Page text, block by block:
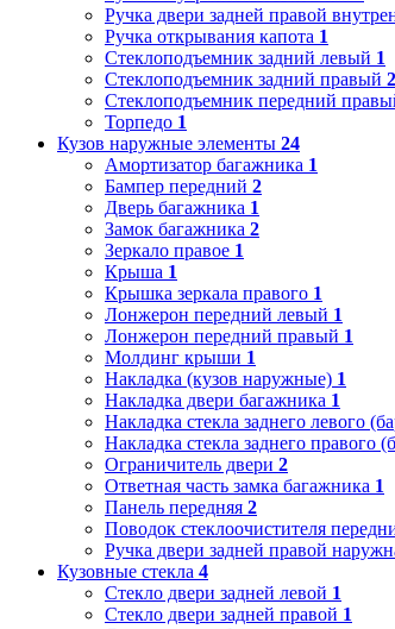
Ручка двери задней правой
Ручка открывания капота 1
Стеклоподъемник задний левый 1
Стеклоподъемник задний правый 2
Стеклоподъемник передний
Торпедо 1
Кузов наружные элементы 24
Амортизатор багажника 1
Бампер передний 2
Дверь багажника 1
Замок багажника 2
Зеркало правое 1
Крыша 1
Крышка зеркала правого 1
Лонжерон передний левый 1
Лонжерон передний правый 1
Молдинг крыши 1
Накладка (кузов наружные) 1
Накладка двери багажника 1
Накладка стекла заднего левого
Накладка стекла заднего правого
Ограничитель двери 2
Ответная часть замка багажника 1
Панель передняя 2
Поводок стеклоочистителя
Ручка двери задней правой
Кузовные стекла 4
Стекло двери задней левой 1
Стекло двери задней правой 1